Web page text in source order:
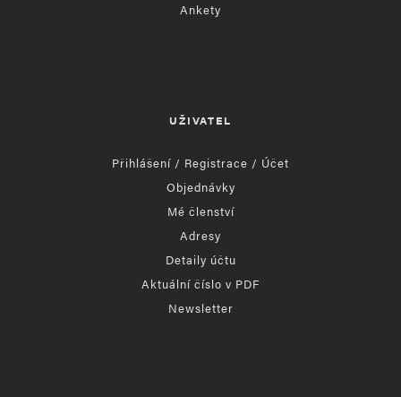
Ankety
UŽIVATEL
Přihlášení / Registrace / Účet
Objednávky
Mé členství
Adresy
Detaily účtu
Aktuální číslo v PDF
Newsletter